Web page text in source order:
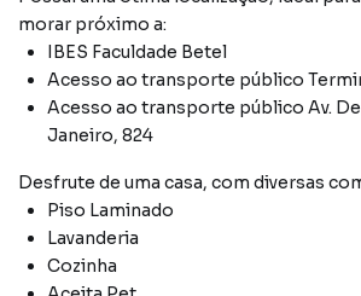
morar próximo a:
IBES Faculdade Betel
Acesso ao transporte público
Acesso ao transporte público Av.
Janeiro, 824
Desfrute de uma casa, com diversas
Piso Laminado
Lavanderia
Cozinha